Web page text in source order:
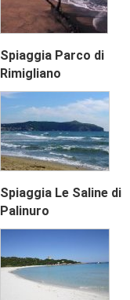
Spiaggia Parco di
Rimigliano
Spiaggia Le Saline di
Palinuro